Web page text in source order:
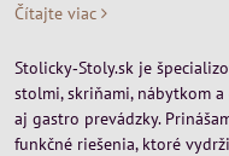
Čítajte viac
Stolicky‑Stoly.sk je
stolmi, skriňami, nábytkom
aj gastro prevádzky.
funkčné riešenia, ktoré